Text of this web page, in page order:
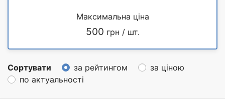
Максимальна ціна
500 грн / шт.
Сортувати за рейтингом
за ціною
по актуальності